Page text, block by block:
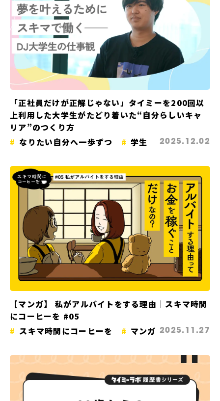
「正社員だけが正解じゃない」タイミーを200回以
上利用した大学生がたどり着いた“自分らしいキャ
リア”のつくり方
なりたい自分へ一歩ずつ
学生 2025.12.02
【マンガ】 私がアルバイトをする理由｜スキマ時間
にコーヒーを #05
スキマ時間にコーヒーを
マンガ 2025.11.27